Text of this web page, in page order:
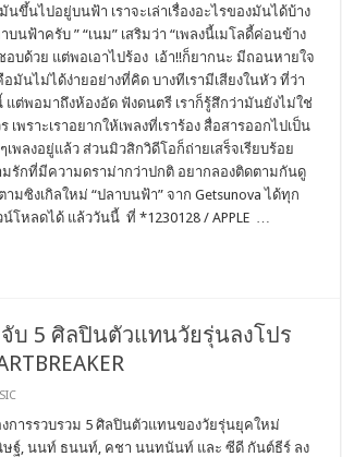
นขึ้นไปอยู่บนฟ้า เราจะเล่าเรื่องอะไรของมันได้บ้าง
บนฟ้าครับ ” “เนม” เสริมว่า “เพลงนี้เมโลดี้ค่อนข้าง
อบด้วย แต่พอเอาไปร้อง เอ้า!!ก็ยากนะ มีถอนหายใจ
มันไม่ได้ง่ายอย่างที่คิด บางทีเรามีเสียงในหัว ที่ว่า
แต่พอมาถึงห้องอัด ฟังดนตรี เราก็รู้สึกว่ามันยังไม่ใช่
เพราะเราอยากให้เพลงที่เราร้อง สื่อสารออกไปเป็น
เพลงอยู่แล้ว ส่วนมิวสิกวิดีโอก็ถ่ายเสร็จเรียบร้อย
มรักที่มีความดราม่ากว่าปกติ อยากลองติดตามกันดู
มซิงเกิลใหม่ “ปลาบนฟ้า” จาก Getsunova ได้ทุก
โหลดได้ แล้ววันนี้ ที่ *1230128 / APPLE …
บ 5 ศิลปินตัวแทนวัยรุ่นลงโปร
การรวบรวม 5 ศิลปินตัวแทนของวัยรุ่นยุคใหม่
ษฐ์, นนท์ ธนนท์, คชา นนทนันท์ และ ซีดี กันต์ธีร์ ลง